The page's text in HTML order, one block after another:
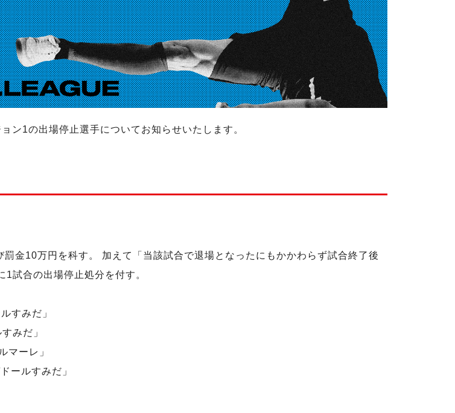
ン1の出場停止選手についてお知らせいたします。
罰金10万円を科す。 加えて「当該試合で退場となったにもかかわらず試合終了後
試合の出場停止処分を付す。
すみだ」
みだ」
マーレ」
ールすみだ」